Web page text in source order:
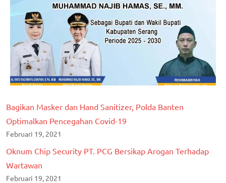
Bagikan Masker dan Hand Sanitizer, Polda Banten
Optimalkan Pencegahan Covid-19
Februari 19, 2021
Oknum Chip Security PT. PCG Bersikap Arogan Terhadap
Wartawan
Februari 19, 2021